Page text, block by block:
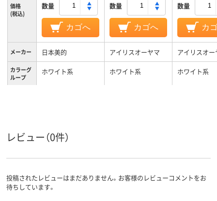
価格
(税込)
数量
カゴへ
数量
カゴへ
数量
カ
メーカー 日本美的 アイリスオーヤマ アイリスオー
カラーグ
ループ
ホワイト系 ホワイト系 ホワイト系
レビュー（0件）
投稿されたレビューはまだありません。お客様のレビューコメントをお
待ちしています。